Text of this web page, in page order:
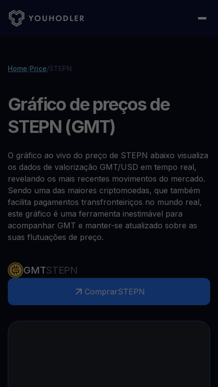
Home/Price/STEPN
Gráfico de preços de
STEPN (GMT)
O gráfico ao vivo do preço de STEPN abaixo visualiza
os dados de valorização GMT/USD em tempo real,
revelando os mais recentes movimentos do mercado.
Sendo uma das maiores criptomoedas, que também
facilita pagamentos transfronteiriços no mundo real,
este gráfico é uma ferramenta inestimável para
acompanhar GMT e manter-se atualizado sobre as
suas flutuações de preço.
GMTSTEPN
ComprarSTEPN